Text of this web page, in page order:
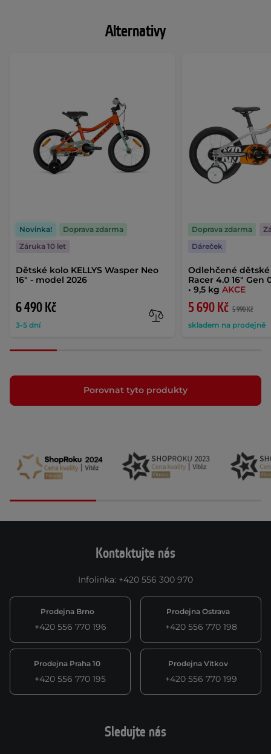
Alternativy
Dětské kolo KELLYS Wasper Neo
16" - model 2026
6 490 Kč
3-5 dní
Novinka!
Doprava zdarma
Záruka 10 let
Odlehčené dětské
Racer 4.0 16" Gen
• 9,5 kgAKCE
5 690 Kč 5 990 Kč
skladem na prodejně
Doprava zdarma
Dáreček
Porovnat tyto produkty
Kontaktujte nás
Infolinka: +420 556 300 970
Prodejna Brno
+420 556 770 196
Prodejna Ostrava
+420 556 770 198
Prodejna Praha 10
+420 556 770 195
Prodejna Vítkov
+420 556 770 199
Sledujte nás